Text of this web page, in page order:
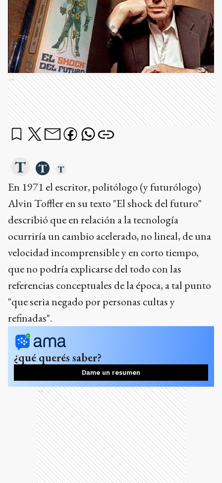
Ads
En 1971 el escritor, politólogo (y futurólogo)
Alvin Toffler en su texto "El shock del futuro"
describió que en relación a la tecnología
ocurriría un cambio acelerado, no lineal, de una
velocidad incomprensible y en corto tiempo,
que no podría explicarse del todo con las
referencias conceptuales de la época, a tal punto
"que seria negado por personas cultas y
refinadas".
¿qué querés saber?
Dame un resumen
Ads